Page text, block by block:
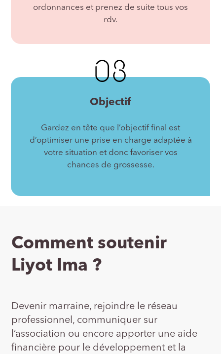
ordonnances et prenez de suite tous vos
rdv.
Objectif
Gardez en tête que l’objectif final est
d’optimiser une prise en charge adaptée à
votre situation et donc favoriser vos
chances de grossesse.
Comment soutenir
Liyot Ima ?
Devenir marraine, rejoindre le réseau
professionnel, communiquer sur
l’association ou encore apporter une aide
financière pour le développement et la